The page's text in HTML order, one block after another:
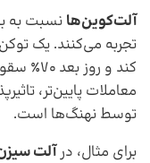
آلت‌کوین‌ها نسبت به
کند و
معاملات پایین‌تر،
توسط نهنگ‌ها است.
برای مثال، درآلت